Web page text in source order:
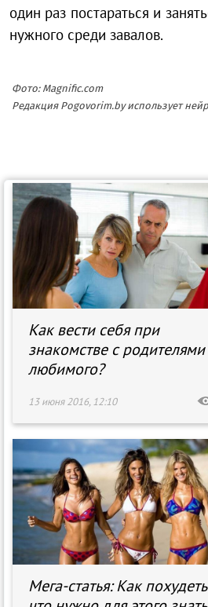
один раз постараться и
нужного среди завалов.
Фото: Magnific.com
Редакция Pogovorim.by использует
Как вести себя при
знакомстве с родителями
любимого?
13 июня 2016, 12:10
Мега-статья: Как